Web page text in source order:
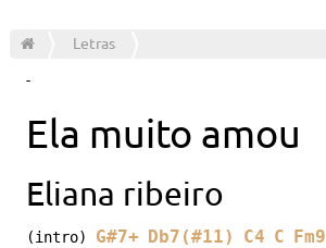
Letras
-
Ela muito amou
Eliana ribeiro
(intro) G#7+ Db7(#11) C4 C Fm9